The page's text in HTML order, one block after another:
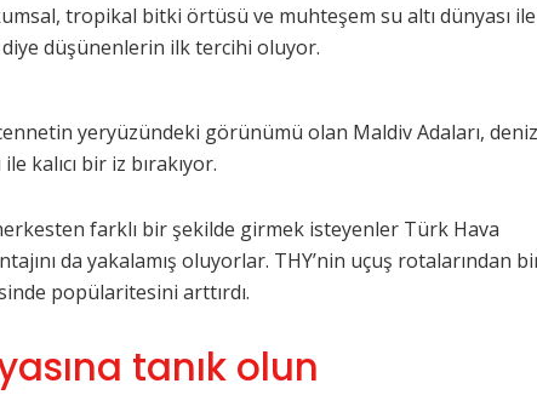
tropikal bitki örtüsü ve muhteşem su altı dünyası ile
düşünenlerin ilk tercihi oluyor.
yeryüzündeki görünümü olan Maldiv Adaları,
kalıcı bir iz bırakıyor.
farklı bir şekilde girmek isteyenler Türk Hava
da yakalamış oluyorlar. THY’nin uçuş rotalarından
popülaritesini arttırdı.
tanık olun